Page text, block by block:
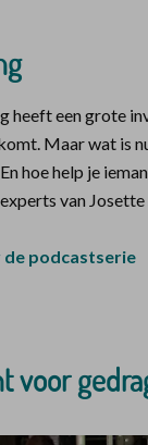
heeft een grote
Maar wat is
hoe help je
van
de podcastserie
voor